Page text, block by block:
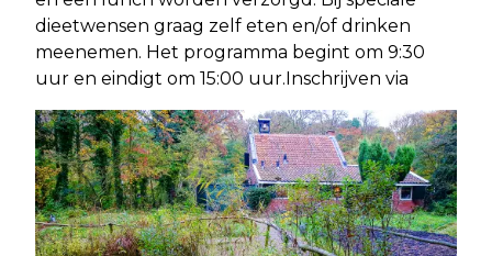
dieetwensen graag zelf eten en/of drinken
meenemen. Het programma begint om 9:30
uur en eindigt om 15:00 uur.Inschrijven via